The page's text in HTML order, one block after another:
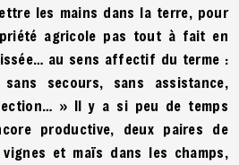
les mains dans la terre, pour
agricole pas tout à fait en
au sens affectif du terme :
sans secours, sans assistance,
» Il y a si peu de temps
productive, deux paires de
et maïs dans les champs,